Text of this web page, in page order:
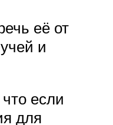
её от
и
если
для